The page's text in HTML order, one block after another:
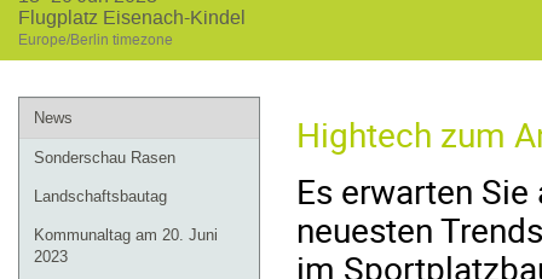
Flugplatz Eisenach-Kindel
Europe/Berlin timezone
Event
menu
News
Sonderschau Rasen
Landschaftsbautag
Kommunaltag am 20. Juni
2023
Hightech zum
Es erwarten
neuesten
im